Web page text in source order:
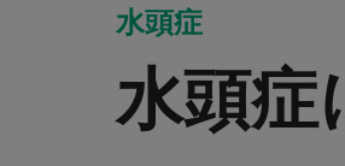
水頭症
水頭症